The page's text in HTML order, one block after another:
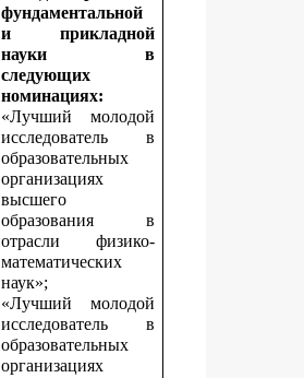
фундаментальной
и прикладной
науки в
следующих
номинациях:
«Лучший молодой
исследователь в
образовательных
организациях
высшего
образования в
отрасли физико-
математических
наук»;
«Лучший молодой
исследователь в
образовательных
организациях